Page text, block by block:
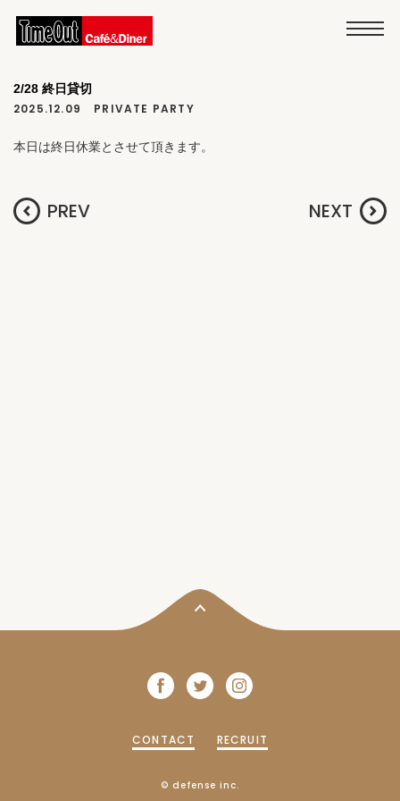
2/28 終日貸切
2025.12.09 PRIVATE PARTY
本日は終日休業とさせて頂きます。
CONTACT RECRUIT
© defense inc.